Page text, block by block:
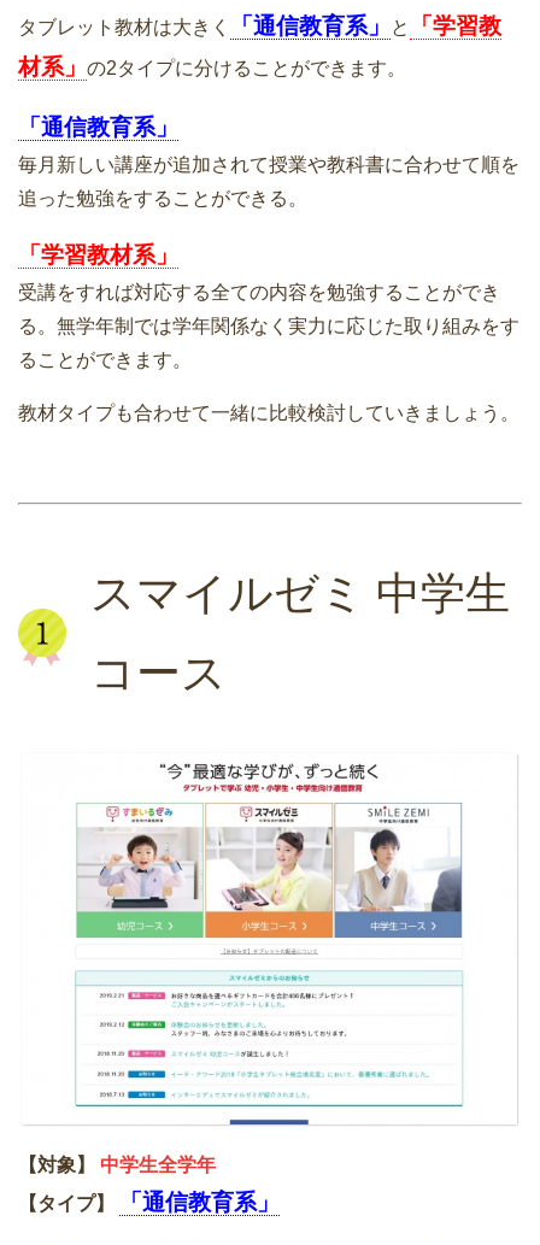
タブレット教材は大きく 「通信教育系」 と
「学習教
材系」 の2タイプに分けることができます。
「通信教育系」
毎月新しい講座が追加されて授業や教科書に合わせて順を
追った勉強をすることができる。
「学習教材系」
受講をすれば対応する全ての内容を勉強することができ
る。無学年制では学年関係なく実力に応じた取り組みをす
ることができます。
教材タイプも合わせて一緒に比較検討していきましょう。
スマイルゼミ 中学生
コース
【対象】 中学生全学年
【タイプ】
「通信教育系」